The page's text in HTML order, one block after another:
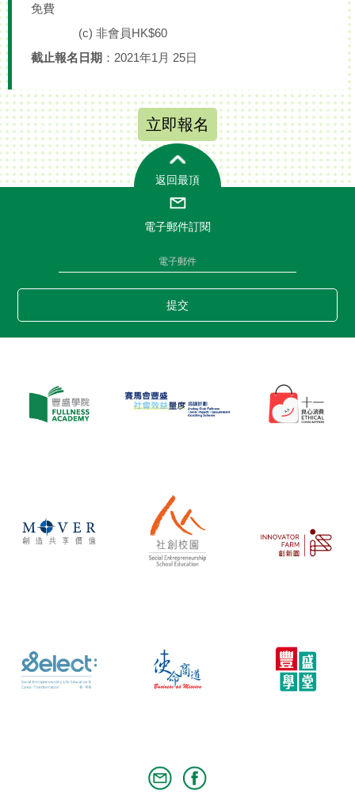
免費
(c) 非會員HK$60
截止報名日期 ：2021年1月 25日
立即報名
返回最頂
電子郵件訂閱
提交